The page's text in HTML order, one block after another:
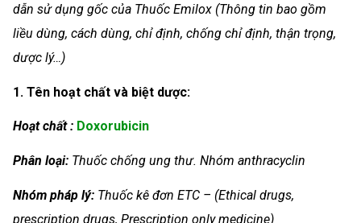
dẫn sử dụng gốc của Thuốc Emilox (Thông tin bao gồm
liều dùng, cách dùng, chỉ định, chống chỉ định, thận trọng,
dược lý…)
1. Tên hoạt chất và biệt dược:
Hoạt chất : Doxorubicin
Phân loại: Thuốc chống ung thư. Nhóm anthracyclin
Nhóm pháp lý: Thuốc kê đơn ETC – (Ethical drugs,
prescription drugs, Prescription only medicine)